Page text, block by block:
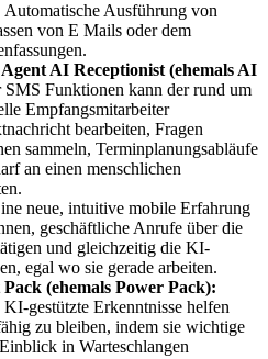
Automatische Ausführung von
von E Mails oder dem
AI Receptionist (ehemals AI
SMS Funktionen kann der rund um
Empfangsmitarbeiter
bearbeiten, Fragen
sammeln, Terminplanungsabläufe
an einen menschlichen
neue, intuitive mobile Erfahrung
geschäftliche Anrufe über die
und gleichzeitig die KI-
egal wo sie gerade arbeiten.
(ehemals Power Pack):
gestützte Erkenntnisse helfen
zu bleiben, indem sie wichtige
in Warteschlangen